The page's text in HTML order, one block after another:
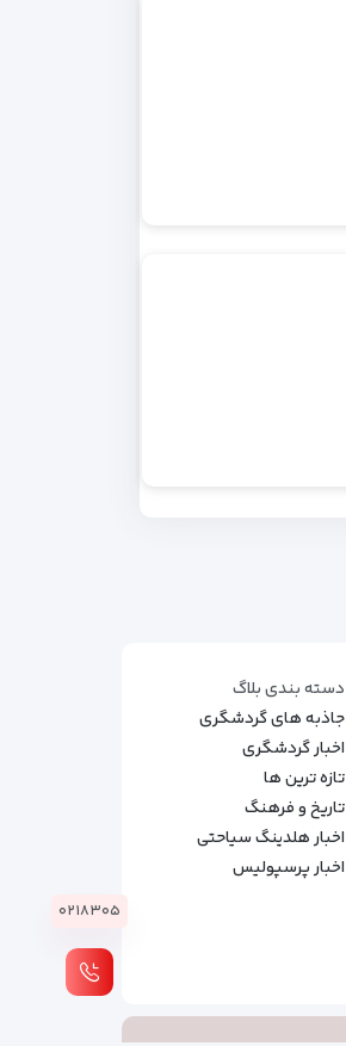
دسته بندی بلاگ
جاذبه های گردشگری
اخبار گردشگری
تازه ترین ها
تاریخ و فرهنگ
اخبار هلدینگ سیاحتی
اخبار پرسپولیس
۰۲۱۸۳۰۵